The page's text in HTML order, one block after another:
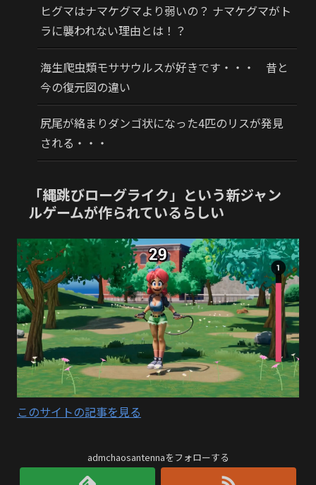
ヒグマはナマケグマより弱いの？ ナマケグマがト
ラに襲われない理由とは！？
海生爬虫類モササウルスが好きです・・・ 昔と
今の復元図の違い
尻尾が絡まりダンゴ状になった4匹のリスが発見
される・・・
「縄跳びローグライク」という新ジャン
ルゲームが作られているらしい
このサイトの記事を見る
admchaosantennaをフォローする